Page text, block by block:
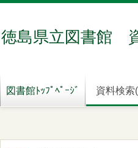
徳島県立図書館
図書館ﾄｯﾌﾟﾍﾟｰｼﾞ 資料検索